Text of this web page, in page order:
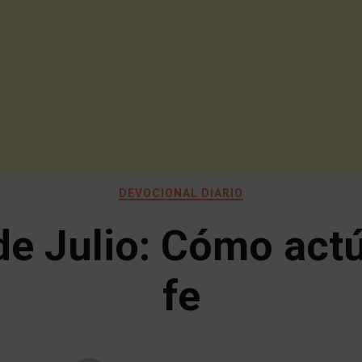
DEVOCIONAL DIARIO
Julio: Cómo
fe